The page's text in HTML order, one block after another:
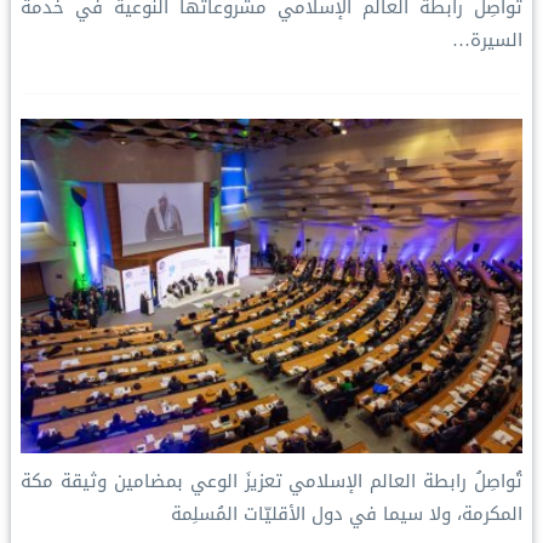
تُواصِل رابطة العالم الإسلامي مشروعاتها النوعية في خدمة
السيرة…
تُواصِلُ ⁧‫رابطة العالم الإسلامي‬⁩ تعزيزَ الوعي بمضامين وثيقة مكة
المكرمة، ولا سيما في دول الأقليّات المُسلِمة